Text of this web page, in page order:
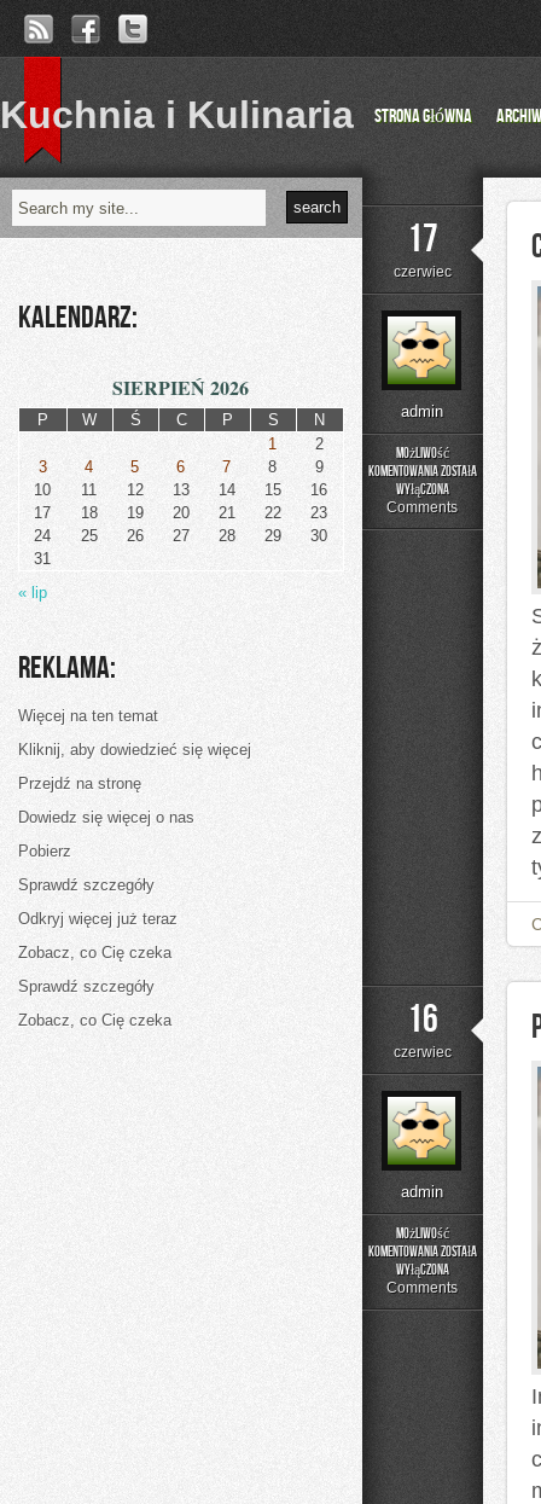
Kuchnia i Kulinaria Strona główna
17
czerwiec
admin
Możliwość
komentowania
Czytelnicze
Artykuły
została
wyłączona
Comments
16
czerwiec
admin
Możliwość
komentowania
Poradniki
Użytkownika
została
wyłączona
Comments
Kalendarz:
SIERPIEŃ 2026
P W Ś C P S
N
1
2
3
4 5 6 7 8
9
10
11 12 13 14 15
16
17
18 19 20 21 22
23
24
25 26 27 28 29
30
31
« lip
Reklama:
Więcej na ten temat
Kliknij, aby dowiedzieć się więcej
Przejdź na stronę
Dowiedz się więcej o nas
Pobierz
Sprawdź szczegóły
Odkryj więcej już teraz
Zobacz, co Cię czeka
Sprawdź szczegóły
Zobacz, co Cię czeka